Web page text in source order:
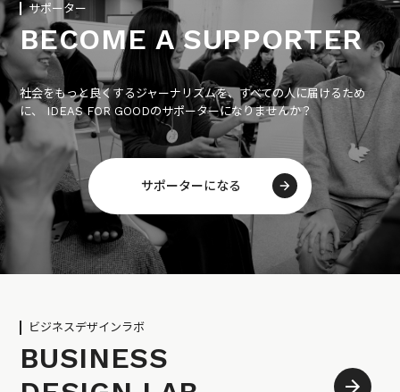
サポーター
BECOME A SUPPORTER
社会をもっと良くするジャーナリズムを、すべての人に届けるため
に、 IDEAS FOR GOODのサポーターになりませんか？
サポーターになる
ビジネスデザインラボ
BUSINESS